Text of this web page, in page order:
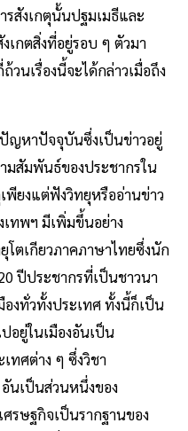
รสังเกตุนั้นปฐมเมธีและ
กตสิ่งที่อยู่รอบ ๆ ตัวมา
วนเรื่องนี้จะได้กล่าวเมื่อถึง
ญหาปัจจุบันซึ่งเป็นข่าวอยู่
มสัมพันธ์ของประชากรใน
พียงแต่ฟังวิทยุหรืออ่านข่าว
เทพฯ มีเพิ่มขึ้นอย่าง
ตเกียวภาคภาษาไทยซึ่งนัก
ปีประชากรที่เป็นชาวนา
งทั่วทั้งประเทศ ทั้งนี้ก็เป็น
อยู่ในเมืองอันเป็น
ทศต่าง ๆ ซึ่งวิชา
นเป็นส่วนหนึ่งของ
ศรษฐกิจเป็นรากฐานของ